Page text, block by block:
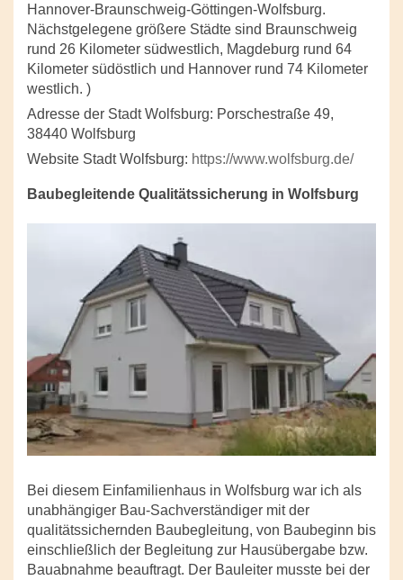
Hannover-Braunschweig-Göttingen-Wolfsburg.
Nächstgelegene größere Städte sind Braunschweig
rund 26 Kilometer südwestlich, Magdeburg rund 64
Kilometer südöstlich und Hannover rund 74 Kilometer
westlich. )
Adresse der Stadt Wolfsburg: Porschestraße 49,
38440 Wolfsburg
Website Stadt Wolfsburg: https://www.wolfsburg.de/
Baubegleitende Qualitätssicherung in Wolfsburg
Bei diesem Einfamilienhaus in Wolfsburg war ich als
unabhängiger Bau-Sachverständiger mit der
qualitätssichernden Baubegleitung, von Baubeginn bis
einschließlich der Begleitung zur Hausübergabe bzw.
Bauabnahme beauftragt. Der Bauleiter musste bei der